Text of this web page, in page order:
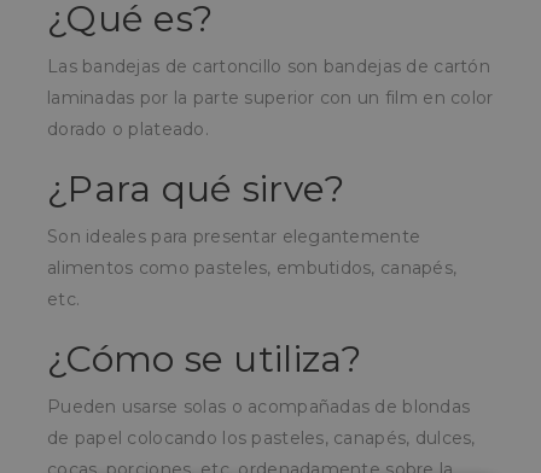
¿Qué es?
Las bandejas de cartoncillo son bandejas de cartón
laminadas por la parte superior con un film en color
dorado o plateado.
¿Para qué sirve?
Son ideales para presentar elegantemente
alimentos como pasteles, embutidos, canapés,
etc.
¿Cómo se utiliza?
Pueden usarse solas o acompañadas de blondas
de papel colocando los pasteles, canapés, dulces,